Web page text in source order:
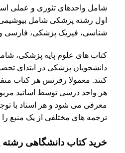
شامل واحدهای تئوری و عملی
شناسی، فیزیک پزشکی، فارسی
کتاب های علوم پایه پزشکی،
دانشجویان پزشکی در ابتدای
کنند. معمولا رفرنس هر کتاب
هر واحد درسی توسط اساتید
معرفی می شود و هر استاد با
ترجمه های مختلفی از یک منبع
خرید کتاب دانشگاهی